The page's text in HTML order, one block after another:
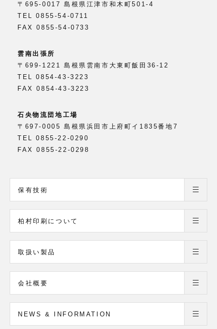
〒695-0017 島根県江津市和木町501-4
TEL 0855-54-0711
FAX 0855-54-0733
雲南出張所
〒699-1221 島根県雲南市大東町飯田36-12
TEL 0854-43-3223
FAX 0854-43-3223
石央物流団地工場
〒697-0005 島根県浜田市上府町イ1835番地7
TEL 0855-22-0290
FAX 0855-22-0298
保有技術
柏村印刷について
取扱い製品
会社概要
NEWS & INFORMATION